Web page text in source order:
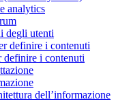
analytics
degli utenti
definire i contenuti
definire i contenuti
dell’informazione